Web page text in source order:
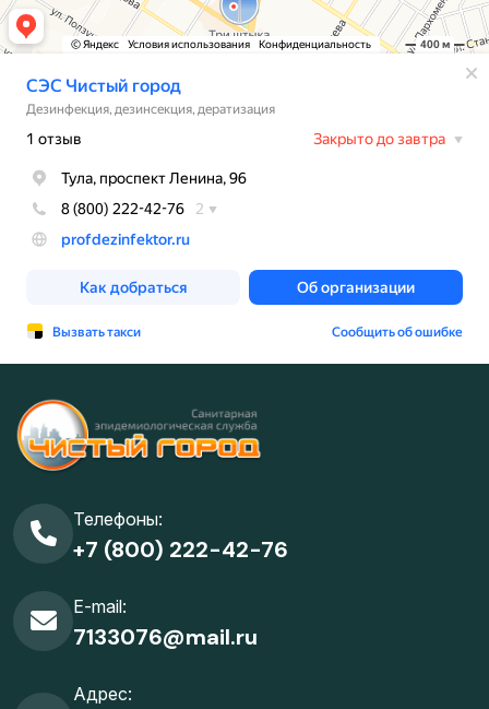
Телефоны:
+7 (800) 222-42-76
E-mail:
7133076@mail.ru
Адрес: